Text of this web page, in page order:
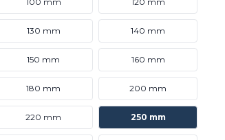
130 mm 140 mm
150 mm 160 mm
180 mm 200 mm
220 mm 250 mm